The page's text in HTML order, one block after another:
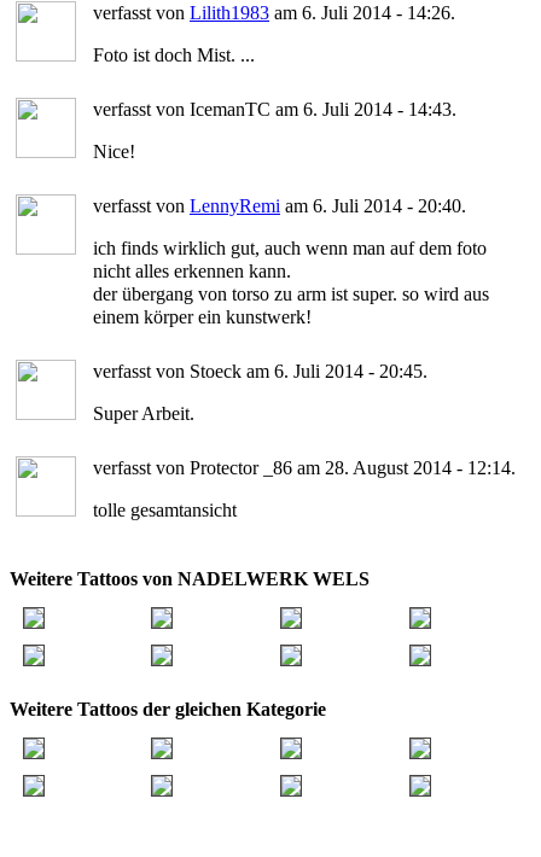
verfasst von Lilith1983 am 6. Juli 2014 - 14:26.
Foto ist doch Mist. ...
verfasst von IcemanTC am 6. Juli 2014 - 14:43.
Nice!
verfasst von LennyRemi am 6. Juli 2014 - 20:40.
ich finds wirklich gut, auch wenn man auf dem foto
nicht alles erkennen kann.
der übergang von torso zu arm ist super. so wird aus
einem körper ein kunstwerk!
verfasst von Stoeck am 6. Juli 2014 - 20:45.
Super Arbeit.
verfasst von Protector _86 am 28. August 2014 - 12:14.
tolle gesamtansicht
Weitere Tattoos von NADELWERK WELS
Weitere Tattoos der gleichen Kategorie